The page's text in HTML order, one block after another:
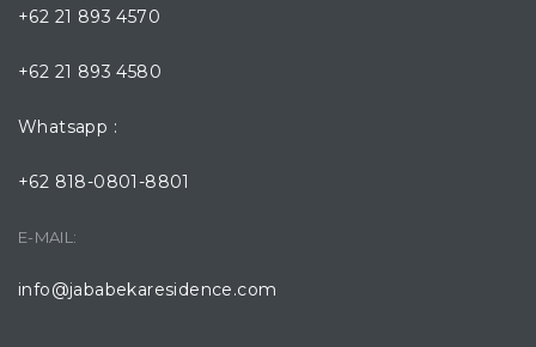
+62 21 893 4570
+62 21 893 4580
Whatsapp :
+62 818-0801-8801
E-MAIL:
info@jababekaresidence.com